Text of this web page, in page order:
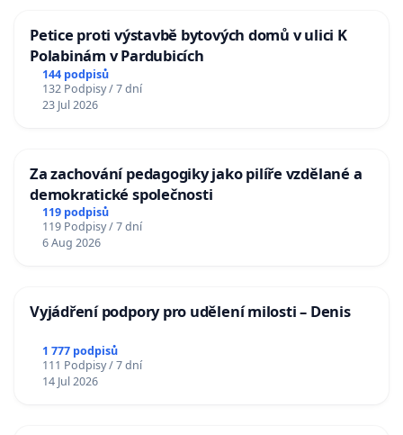
Petice proti výstavbě bytových domů v ulici K
Polabinám v Pardubicích
144 podpisů
132 Podpisy / 7 dní
23 Jul 2026
Za zachování pedagogiky jako pilíře vzdělané a
demokratické společnosti
119 podpisů
119 Podpisy / 7 dní
6 Aug 2026
Vyjádření podpory pro udělení milosti – Denis
1 777 podpisů
111 Podpisy / 7 dní
14 Jul 2026